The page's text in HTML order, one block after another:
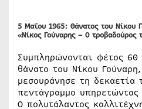
5 Μαΐου 1965: Θάνατος του Νίκου
«Νίκος Γούναρης – Ο τροβαδούρος
Συμπληρώνονται φέτος
θάνατο του Νίκου
μεσουράνησε τη δεκαετία
πεντάγραμμο
Ο πολυτάλαντος